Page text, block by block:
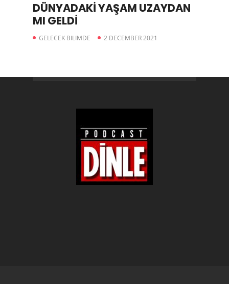
DÜNYADAKİ YAŞAM UZAYDAN
MI GELDİ
GELECEK BILIMDE 2 DECEMBER 2021